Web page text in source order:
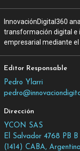
InnovaciónDigital360
transformación digital e
empresarial mediante
Editor Responsable
Pedro Ylarri
Dirección
YCON SAS
El Salvador 4768 PB B
(1414) CABA, Argentina